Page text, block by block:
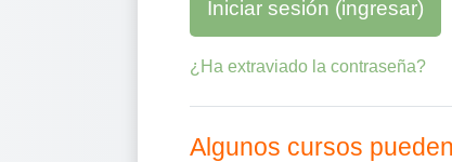
Iniciar sesión (ingresar)
¿Ha extraviado la contraseña?
Algunos cursos